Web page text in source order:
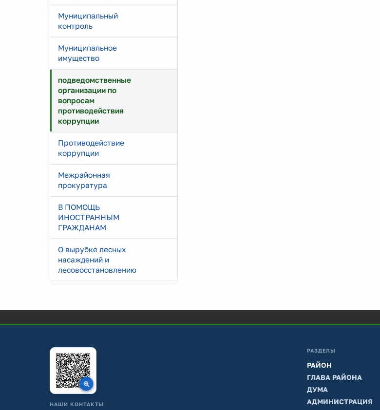
Муниципальный
контроль
Муниципальное
имущество
подведомственные
организации по
вопросам
противодействия
коррупции
Противодействие
коррупции
Межрайонная
прокуратура
В ПОМОЩЬ
ИНОСТРАННЫМ
ГРАЖДАНАМ
О вырубке лесных
насаждений и
лесовосстановлению
НАШИ КОНТАКТЫ
РАЗДЕЛЫ
РАЙОН
ГЛАВА РАЙОНА
ДУМА
АДМИНИСТРАЦИЯ